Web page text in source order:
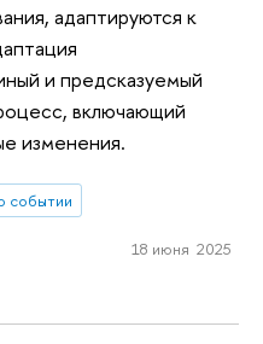
адаптируются к
и предсказуемый
включающий
изменения.
событии
18 июня 2025